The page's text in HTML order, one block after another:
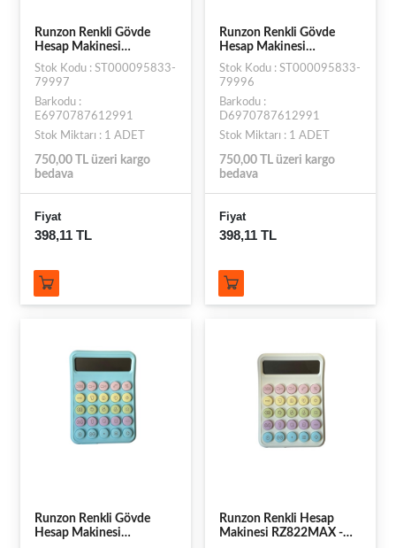
Runzon Renkli Gövde
Hesap Makinesi
RZ822MAX - Yeşil
Stok Kodu : ST000095833-
79997
Barkodu :
E6970787612991
Stok Miktarı : 1 ADET
750,00 TL üzeri kargo
bedava
Fiyat
398,11 TL
Runzon Renkli Gövde
Hesap Makinesi
RZ822MAX - Turuncu
Stok Kodu : ST000095833-
79996
Barkodu :
D6970787612991
Stok Miktarı : 1 ADET
750,00 TL üzeri kargo
bedava
Fiyat
398,11 TL
Runzon Renkli Gövde
Hesap Makinesi
Runzon Renkli Hesap
Makinesi RZ822MAX -